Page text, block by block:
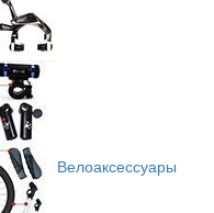
Велоаксессуары